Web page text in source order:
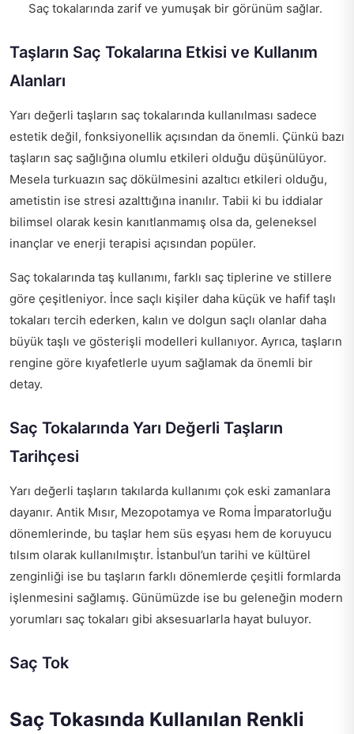
Saç tokalarında zarif ve yumuşak bir görünüm sağlar.
Taşların Saç Tokalarına Etkisi ve Kullanım
Alanları
Yarı değerli taşların saç tokalarında kullanılması sadece
estetik değil, fonksiyonellik açısından da önemli. Çünkü bazı
taşların saç sağlığına olumlu etkileri olduğu düşünülüyor.
Mesela turkuazın saç dökülmesini azaltıcı etkileri olduğu,
ametistin ise stresi azalttığına inanılır. Tabii ki bu iddialar
bilimsel olarak kesin kanıtlanmamış olsa da, geleneksel
inançlar ve enerji terapisi açısından popüler.
Saç tokalarında taş kullanımı, farklı saç tiplerine ve stillere
göre çeşitleniyor. İnce saçlı kişiler daha küçük ve hafif taşlı
tokaları tercih ederken, kalın ve dolgun saçlı olanlar daha
büyük taşlı ve gösterişli modelleri kullanıyor. Ayrıca, taşların
rengine göre kıyafetlerle uyum sağlamak da önemli bir
detay.
Saç Tokalarında Yarı Değerli Taşların
Tarihçesi
Yarı değerli taşların takılarda kullanımı çok eski zamanlara
dayanır. Antik Mısır, Mezopotamya ve Roma İmparatorluğu
dönemlerinde, bu taşlar hem süs eşyası hem de koruyucu
tılsım olarak kullanılmıştır. İstanbul’un tarihi ve kültürel
zenginliği ise bu taşların farklı dönemlerde çeşitli formlarda
işlenmesini sağlamış. Günümüzde ise bu geleneğin modern
yorumları saç tokaları gibi aksesuarlarla hayat buluyor.
Saç Tok
Saç Tokasında Kullanılan Renkli